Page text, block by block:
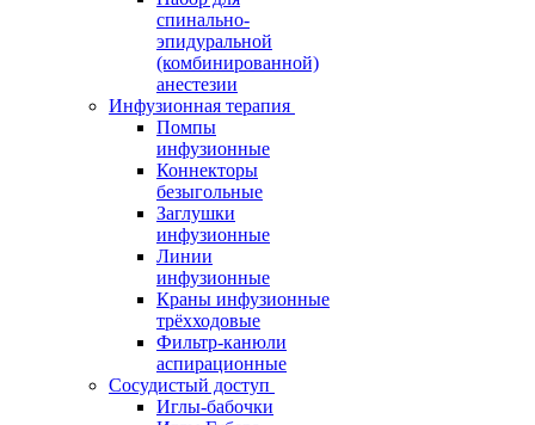
спинально-
эпидуральной
(комбинированной)
анестезии
Инфузионная терапия
Помпы
инфузионные
Коннекторы
безыгольные
Заглушки
инфузионные
Линии
инфузионные
Краны инфузионные
трёхходовые
Фильтр-канюли
аспирационные
Сосудистый доступ
Иглы-бабочки